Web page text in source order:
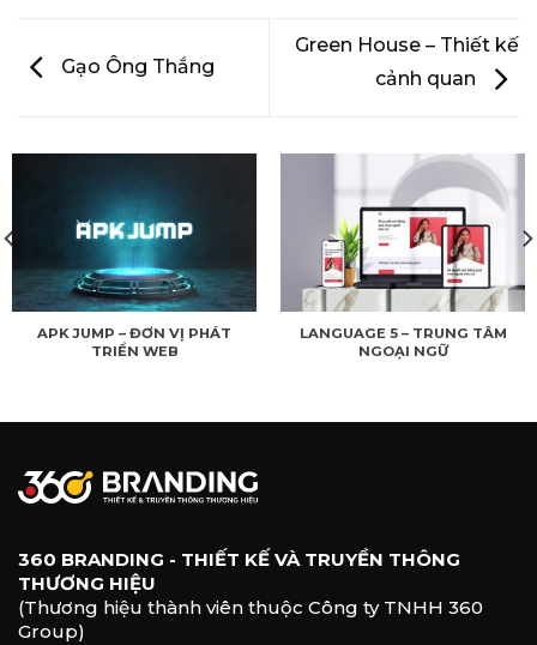
Gạo Ông Thắng
Green House – Thiết kế
cảnh quan
APK JUMP – ĐƠN VỊ PHÁT
TRIỂN WEB
LANGUAGE 5 – TRUNG TÂM
NGOẠI NGỮ
360 BRANDING - THIẾT KẾ VÀ TRUYỀN THÔNG
THƯƠNG HIỆU
(Thương hiệu thành viên thuộc Công ty TNHH 360
Group)